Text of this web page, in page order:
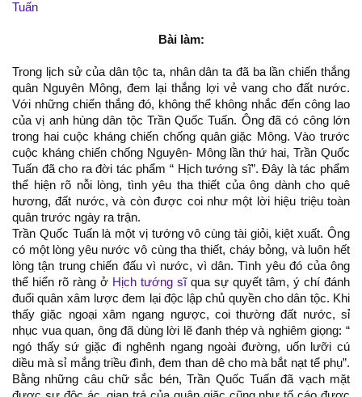
Tuấn
Bài làm:
Trong lịch sử của dân tộc ta, nhân dân ta đã ba lần chiến thắng
quân Nguyên Mông, đem lại thắng lợi vẻ vang cho đất nước.
Với những chiến thắng đó, không thể không nhắc đến công lao
của vị anh hùng dân tộc Trần Quốc Tuấn. Ông đã có công lớn
trong hai cuộc kháng chiến chống quân giặc Mông. Vào trước
cuộc kháng chiến chống Nguyên- Mông lần thứ hai, Trần Quốc
Tuấn đã cho ra đời tác phẩm “ Hịch tướng sĩ”. Đây là tác phẩm
thể hiện rõ nỗi lòng, tình yêu tha thiết của ông dành cho quê
hương, đất nước, và còn được coi như một lời hiệu triệu toàn
quân trước ngày ra trận.
Trần Quốc Tuấn là một vị tướng vô cùng tài giỏi, kiệt xuất. Ông
có một lòng yêu nước vô cùng tha thiết, cháy bỏng, và luôn hết
lòng tận trung chiến đấu vì nước, vì dân. Tình yêu đó của ông
thể hiển rõ ràng ở Hịch tướng sĩqua sự quyết tâm, ý chí đánh
đuổi quân xâm lược đem lại độc lập chủ quyền cho dân tộc. Khi
thấy giặc ngoại xâm ngang ngược, coi thường đất nước, sỉ
nhục vua quan, ông đã dùng lời lẽ đanh thép và nghiêm giọng: “
ngó thấy sứ giặc đi nghênh ngang ngoài đường, uốn lưỡi cú
diều mà sỉ mắng triều đình, đem than dê cho mà bắt nạt tể phụ”.
Bằng những câu chữ sắc bén, Trần Quốc Tuấn đã vạch mặt